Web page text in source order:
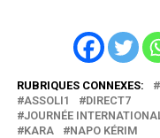
RUBRIQUES CONNEXES:
ASSOLI1
DIRECT7
JOURNÉE
KARA
NAPO KÉRIM